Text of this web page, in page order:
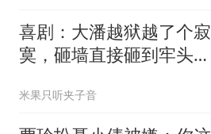
喜剧：大潘越狱越了个寂
寞，砸墙直接砸到牢头面
米果只听夹子音